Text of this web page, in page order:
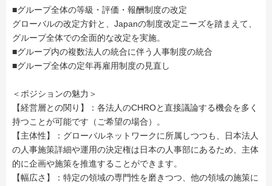
■グループ全体の等級・評価・報酬制度の改定
グローバルの改定方針と、Japanの制度改定ニーズを踏まえて、
グループ全体での全面的な改定を実施。
■グループ内の複数法人の統合に伴う人事制度の統合
■グループ全体の定年再雇用制度の見直し
＜ポジションの魅力＞
【経営層との関り】：各法人のCHROと直接議論する機会を多く
持つことが可能です（ご希望の場合）。
【主体性】：グローバルネットワークに所属しつつも、日本法人
の人事施策詳細や運用の決定権は日本の人事部にあるため、主体
的に企画や施策を推進することができます。
【幅広さ】：特定の領域の専門性を磨きつつ、他の領域の施策に